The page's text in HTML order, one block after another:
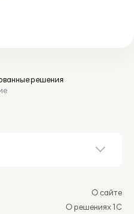
решения
О сайте
О решениях 1С